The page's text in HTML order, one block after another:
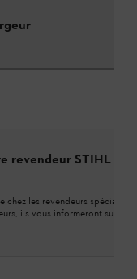
revendeur STIHL
les revendeurs spécialisés
ils vous informeront sur la